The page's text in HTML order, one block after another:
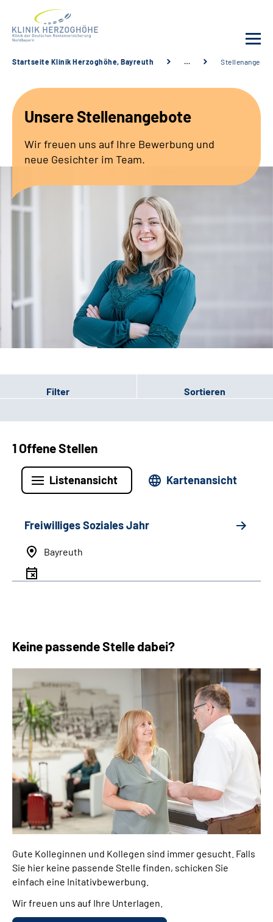
Leistungsangebot
Fachbereiche
Service
Leichte Sprache
Gebärdensprache
Patienten-Login
Startseite Klinik Herzoghöhe, Bayreuth …
Unsere Stellenangebote
Wir freuen uns auf Ihre Bewerbung und
neue Gesichter im Team.
Filter Sortieren
1 Offene Stellen
Listenansicht Kartenansicht
Freiwilliges Soziales Jahr
Bayreuth
Keine passende Stelle dabei?
Gute Kolleginnen und Kollegen sind immer gesucht. Falls
Sie hier keine passende Stelle finden, schicken Sie
einfach eine Initativbewerbung.
Wir freuen uns auf Ihre Unterlagen.